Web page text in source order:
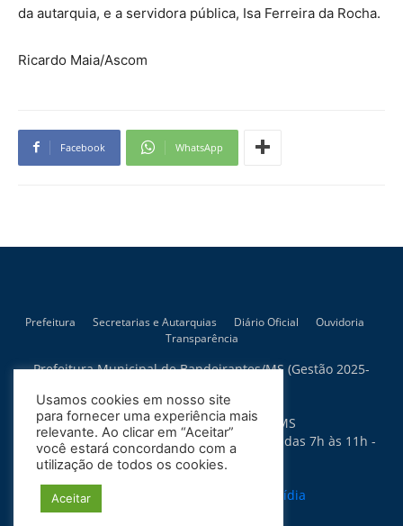
da autarquia, e a servidora pública, Isa Ferreira da Rocha.
Ricardo Maia/Ascom
Facebook WhatsApp
Prefeitura Secretarias e Autarquias Diário Oficial
Ouvidoria
Transparência
Prefeitura Municipal de Bandeirantes/MS (Gestão 2025-
Rua Artur Bernardes, 300
79.430-015 - Bandeirantes - MS
Horário de Atendimento: Segunda a Sexta das 7h às 11h -
13h às 17h
Soma Mídia
Usamos cookies em nosso site
para fornecer uma experiência mais
relevante. Ao clicar em “Aceitar”
você estará concordando com a
utilização de todos os cookies.
Aceitar